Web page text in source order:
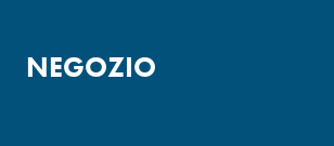
NEGOZIO